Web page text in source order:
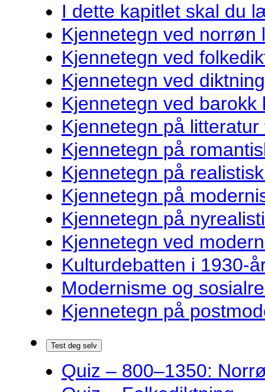
I dette kapitlet skal du
Kjennetegn ved norrøn
Kjennetegn ved
Kjennetegn ved
Kjennetegn ved barokk
Kjennetegn på
Kjennetegn på
Kjennetegn på
Kjennetegn på
Kjennetegn på
Kjennetegn ved
Kulturdebatten i 1930-
Modernisme og
Kjennetegn på
Test deg selv
Quiz – 800–1350: